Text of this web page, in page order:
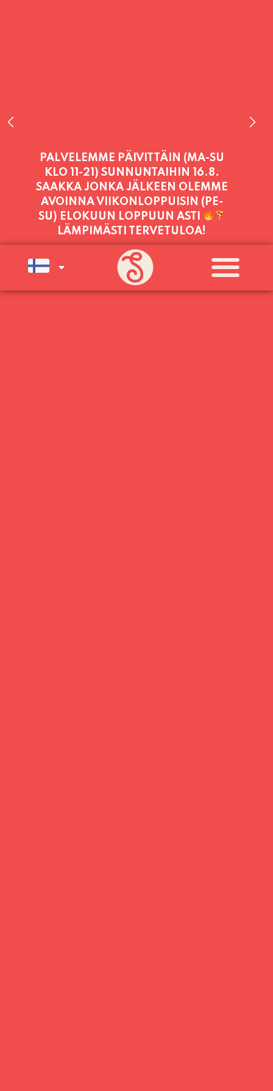
PALVELEMME TÄNÄÄN:
LAUANTAI11:00 - 21:00
PALVELEMME PÄIVITTÄIN (MA-SU
KLO 11-21) SUNNUNTAIHIN 16.8.
SAAKKA JONKA JÄLKEEN OLEMME
AVOINNA VIIKONLOPPUISIN (PE-
SU) ELOKUUN LOPPUUN ASTI
LÄMPIMÄSTI TERVETULOA!